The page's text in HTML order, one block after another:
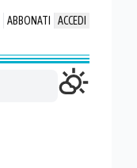
ABBONATI ACCEDI